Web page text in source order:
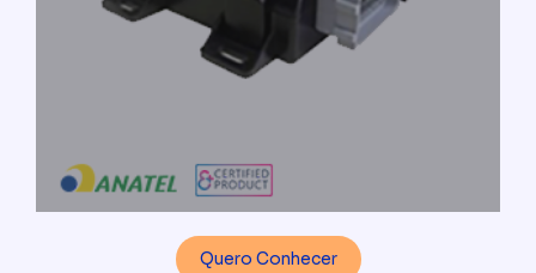
Quero Conhecer